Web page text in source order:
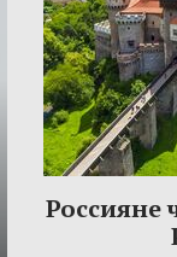
Россияне